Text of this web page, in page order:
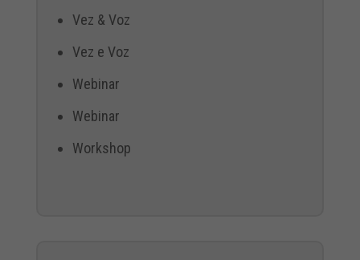
Vez & Voz
Vez e Voz
Webinar
Webinar
Workshop